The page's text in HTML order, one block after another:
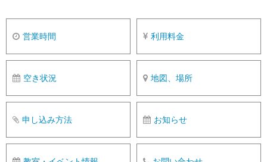
営業時間 利用料金
空き状況 地図、場所
申し込み方法 お知らせ